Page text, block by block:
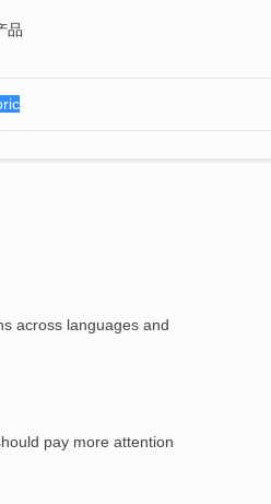
品
across languages and
pay more attention